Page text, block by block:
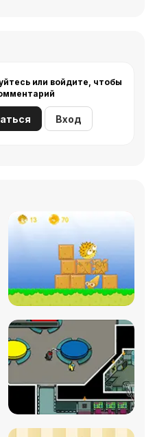
или войдите, чтобы
Вход